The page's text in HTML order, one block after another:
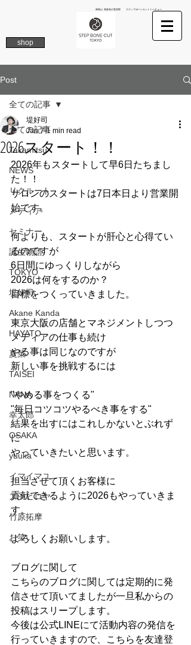
南青山 表参道の美容院 ステップボーンカットトーキョー
shop
Post
全ての記事
Takamitsu
NEWS
リクルート
メディア
セミナー
誕生物語
TOKYO
堤好司
Akane Kanda
HAYATO
夏菜
TAISEI
NANA
幸太郎
OSAKA
yuuka
イマイマユ
ズシヒロヤ
竹原拓摩
お笑い
全ての記事
2026スタート！！
堤好司
Jan 7 1 min read
2026年もスタートして早6日たちまし
た！！
サロンのスタートは7日本日より営業開
始です。
何よりも、スタートが肝心と心得てい
るのですが
6日間にゆっくりしながら
2026は何をするのか？
目標をつくっていきました。
東京大阪の店舗とマネジメントしつつ
メディアの仕事も続け
やる事は同じなのですが
新しい事を挑戦するには
"やめる事をつくる"
"毎日コツコツやるべき事をする"
結果を出すにはこれしかないとぶれず
に
やっていきたいと思います。
担当させて頂くお客様に
貢献できるように2026もやっていきま
す。
よろしくお願いします。
ブログに関して
こちらのブログに関しては定期的に発
信させて頂いてましたが一旦私からの
投稿はスリープします。
今後は公式LINEにて活動内容の発信を
行っていきますので、こちらを友達登